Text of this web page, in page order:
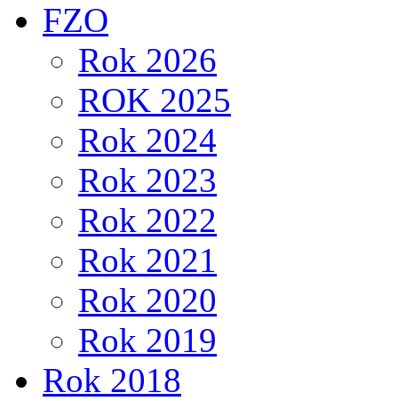
FZO
Rok 2026
ROK 2025
Rok 2024
Rok 2023
Rok 2022
Rok 2021
Rok 2020
Rok 2019
Rok 2018